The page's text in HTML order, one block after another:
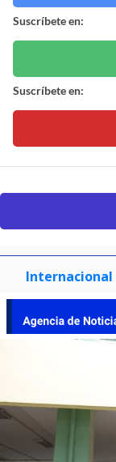
Suscríbete en:
Suscríbete en:
Internacional